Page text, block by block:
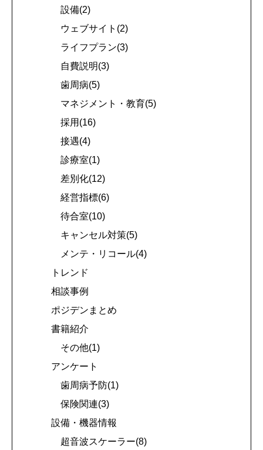
設備(2)
ウェブサイト(2)
ライフプラン(3)
自費説明(3)
歯周病(5)
マネジメント・教育(5)
採用(16)
接遇(4)
診療室(1)
差別化(12)
経営指標(6)
待合室(10)
キャンセル対策(5)
メンテ・リコール(4)
トレンド
相談事例
ポジデンまとめ
書籍紹介
その他(1)
アンケート
歯周病予防(1)
保険関連(3)
設備・機器情報
超音波スケーラー(8)